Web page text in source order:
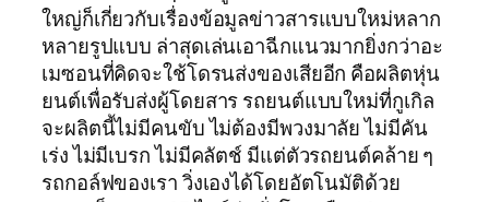
ใหญ่ก็เกี่ยวกับเรื่องข้อมูลข่าวสารแบบใหม่หลาก
หลายรูปแบบ ล่าสุดเล่นเอาฉีกแนวมากยิ่งกว่าอะ
เมซอนที่คิดจะใช้โดรนส่งของเสียอีก คือผลิตหุ่น
ยนต์เพื่อรับส่งผู้โดยสาร รถยนต์แบบใหม่ที่กูเกิล
จะผลิตนี้ไม่มีคนขับ ไม่ต้องมีพวงมาลัย ไม่มีคัน
เร่ง ไม่มีเบรก ไม่มีคลัตช์ มีแต่ตัวรถยนต์คล้าย ๆ
รถกอล์ฟของเรา วิ่งเองได้โดยอัตโนมัติด้วย